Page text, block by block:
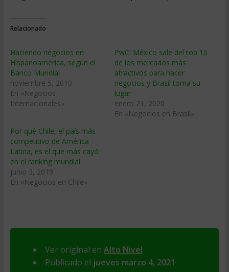
Relacionado
Haciendo negocios en
Hispanoamérica, según el
Banco Mundial
noviembre 5, 2010
En «Negocios
Internacionales»
PwC: México sale del top 10
de los mercados más
atractivos para hacer
negocios y Brasil toma su
lugar
enero 21, 2020
En «Negocios en Brasil»
Por qué Chile, el país más
competitivo de América
Latina, es el que más cayó
en el ranking mundial
junio 3, 2019
En «Negocios en Chile»
Ver original en Alto Nivel
Publicado el jueves marzo 4, 2021